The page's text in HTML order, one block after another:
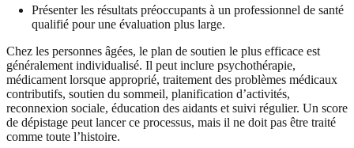
Présenter les résultats préoccupants à un professionnel de santé
qualifié pour une évaluation plus large.
Chez les personnes âgées, le plan de soutien le plus efficace est
généralement individualisé. Il peut inclure psychothérapie,
médicament lorsque approprié, traitement des problèmes médicaux
contributifs, soutien du sommeil, planification d’activités,
reconnexion sociale, éducation des aidants et suivi régulier. Un score
de dépistage peut lancer ce processus, mais il ne doit pas être traité
comme toute l’histoire.